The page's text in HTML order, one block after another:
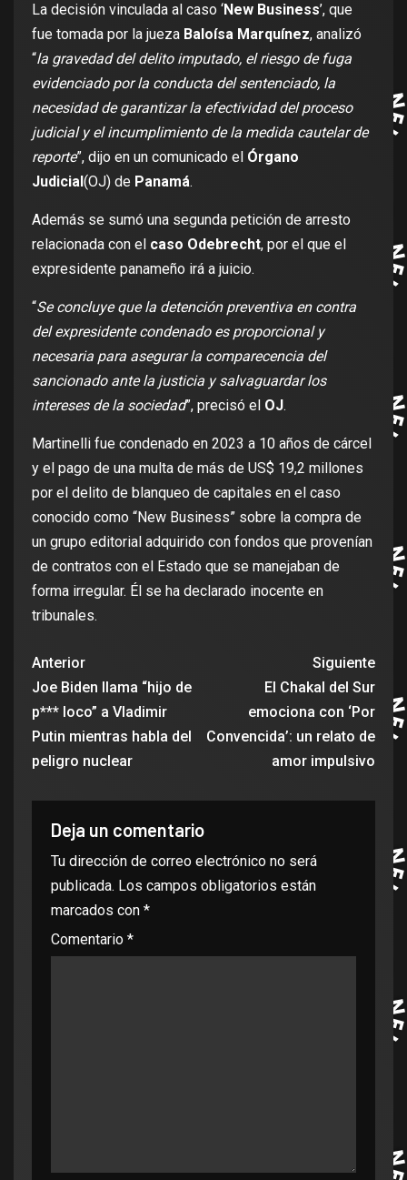
La decisión vinculada al caso ‘New Business’, que
fue tomada por la jueza Baloísa Marquínez, analizó
“la gravedad del delito imputado, el riesgo de fuga
evidenciado por la conducta del sentenciado, la
necesidad de garantizar la efectividad del proceso
judicial y el incumplimiento de la medida cautelar de
reporte”, dijo en un comunicado el Órgano
Judicial(OJ) de Panamá.
Además se sumó una segunda petición de arresto
relacionada con el caso Odebrecht, por el que el
expresidente panameño irá a juicio.
“Se concluye que la detención preventiva en contra
del expresidente condenado es proporcional y
necesaria para asegurar la comparecencia del
sancionado ante la justicia y salvaguardar los
intereses de la sociedad”, precisó el OJ.
Martinelli fue condenado en 2023 a 10 años de cárcel
y el pago de una multa de más de US$ 19,2 millones
por el delito de blanqueo de capitales en el caso
conocido como “New Business” sobre la compra de
un grupo editorial adquirido con fondos que provenían
de contratos con el Estado que se manejaban de
forma irregular. Él se ha declarado inocente en
tribunales.
Anterior
Joe Biden llama “hijo de
p*** loco” a Vladimir
Putin mientras habla del
peligro nuclear
Siguiente
El Chakal del Sur
emociona con ‘Por
Convencida’: un relato de
amor impulsivo
Deja un comentario
Tu dirección de correo electrónico no será
publicada. Los campos obligatorios están
marcados con *
Comentario *